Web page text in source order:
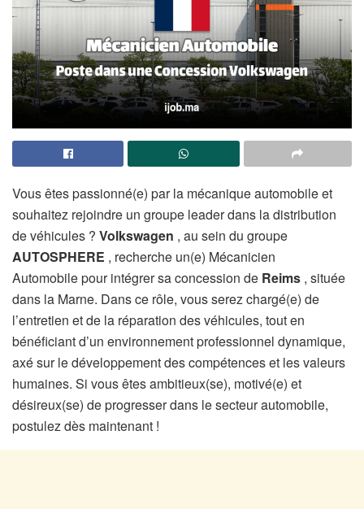
Vous êtes passionné(e) par la mécanique automobile et
souhaitez rejoindre un groupe leader dans la distribution
de véhicules ? Volkswagen , au sein du groupe
AUTOSPHERE , recherche un(e) Mécanicien
Automobilepour intégrer sa concession de Reims , située
dans la Marne. Dans ce rôle, vous serez chargé(e) de
l’entretien et de la réparation des véhicules, tout en
bénéficiant d’un environnement professionnel dynamique,
axé sur le développement des compétences et les valeurs
humaines. Si vous êtes ambitieux(se), motivé(e) et
désireux(se) de progresser dans le secteur automobile,
postulez dès maintenant !